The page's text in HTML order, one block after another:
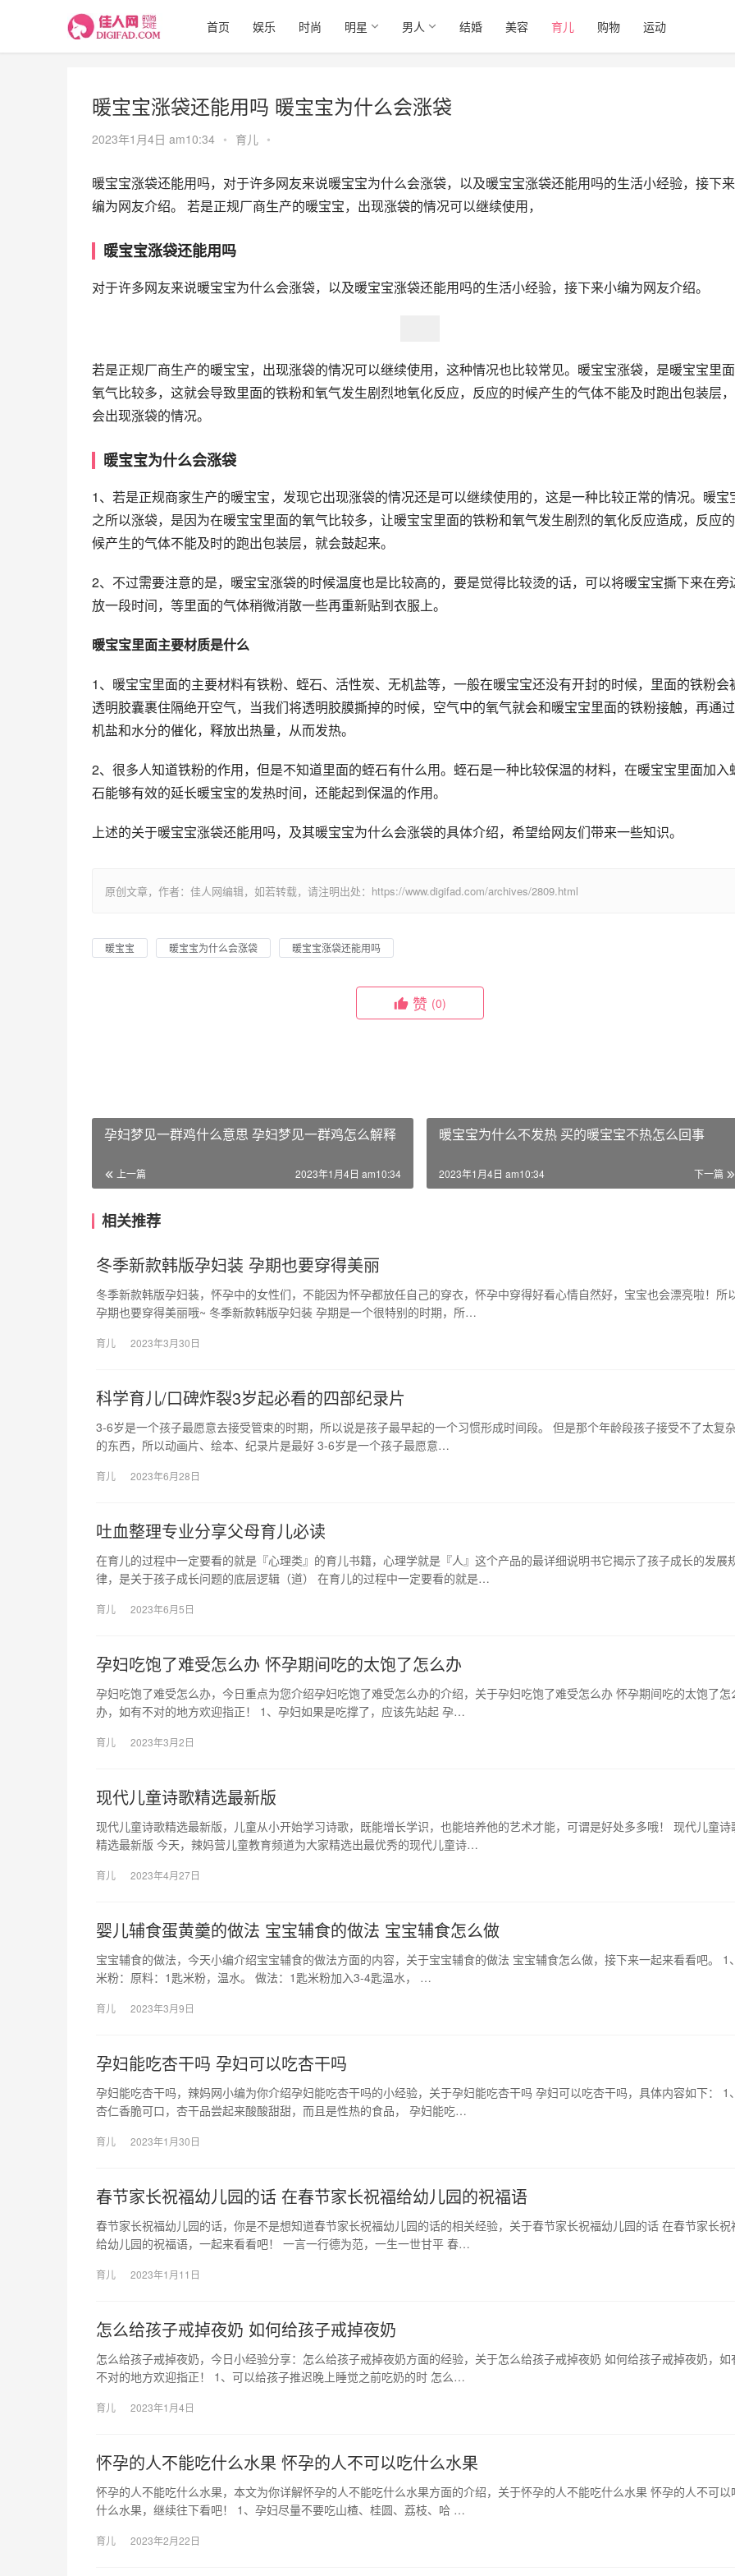
首页 娱乐 时尚 明星 男人 结婚 美容 育儿 购物 运动
暖宝宝涨袋还能用吗 暖宝宝为什么会涨袋
2023年1月4日 am10:34 • 育儿 •
暖宝宝涨袋还能用吗，对于许多网友来说暖宝宝为什么会涨袋，以及暖宝宝涨袋还能用吗的生活小经验，接下
编为网友介绍。 若是正规厂商生产的暖宝宝，出现涨袋的情况可以继续使用，
暖宝宝涨袋还能用吗
对于许多网友来说暖宝宝为什么会涨袋，以及暖宝宝涨袋还能用吗的生活小经验，接下来小编为网友介绍。
若是正规厂商生产的暖宝宝，出现涨袋的情况可以继续使用，这种情况也比较常见。暖宝宝涨袋，是暖宝宝里
氧气比较多，这就会导致里面的铁粉和氧气发生剧烈地氧化反应，反应的时候产生的气体不能及时跑出包装层
会出现涨袋的情况。
暖宝宝为什么会涨袋
1、若是正规商家生产的暖宝宝，发现它出现涨袋的情况还是可以继续使用的，这是一种比较正常的情况。暖宝
之所以涨袋，是因为在暖宝宝里面的氧气比较多，让暖宝宝里面的铁粉和氧气发生剧烈的氧化反应造成，反应
候产生的气体不能及时的跑出包装层，就会鼓起来。
2、不过需要注意的是，暖宝宝涨袋的时候温度也是比较高的，要是觉得比较烫的话，可以将暖宝宝撕下来在旁
放一段时间，等里面的气体稍微消散一些再重新贴到衣服上。
暖宝宝里面主要材质是什么
1、暖宝宝里面的主要材料有铁粉、蛭石、活性炭、无机盐等，一般在暖宝宝还没有开封的时候，里面的铁粉会
透明胶囊裹住隔绝开空气，当我们将透明胶膜撕掉的时候，空气中的氧气就会和暖宝宝里面的铁粉接触，再通
机盐和水分的催化，释放出热量，从而发热。
2、很多人知道铁粉的作用，但是不知道里面的蛭石有什么用。蛭石是一种比较保温的材料，在暖宝宝里面加入
石能够有效的延长暖宝宝的发热时间，还能起到保温的作用。
上述的关于暖宝宝涨袋还能用吗，及其暖宝宝为什么会涨袋的具体介绍，希望给网友们带来一些知识。
原创文章，作者：佳人网编辑，如若转载，请注明出处：https://www.digifad.com/archives/2809.html
暖宝宝 暖宝宝为什么会涨袋 暖宝宝涨袋还能用吗
赞 (0)
孕妇梦见一群鸡什么意思 孕妇梦见一群鸡怎么解释
上一篇 2023年1月4日 am10:34
暖宝宝为什么不发热 买的暖宝宝不热怎么回事
下一篇
2023年1月4日 am10:34
相关推荐
冬季新款韩版孕妇装 孕期也要穿得美丽
冬季新款韩版孕妇装，怀孕中的女性们，不能因为怀孕都放任自己的穿衣，怀孕中穿得好看心情自然好，宝宝也会漂亮啦！所
孕期也要穿得美丽哦~ 冬季新款韩版孕妇装 孕期是一个很特别的时期，所…
育儿 2023年3月30日
科学育儿/口碑炸裂3岁起必看的四部纪录片
3-6岁是一个孩子最愿意去接受管束的时期，所以说是孩子最早起的一个习惯形成时间段。 但是那个年龄段孩子接受不了太复
的东西，所以动画片、绘本、纪录片是最好 3-6岁是一个孩子最愿意…
育儿 2023年6月28日
吐血整理专业分享父母育儿必读
在育儿的过程中一定要看的就是『心理类』的育儿书籍，心理学就是『人』这个产品的最详细说明书它揭示了孩子成长的发展
律，是关于孩子成长问题的底层逻辑（道） 在育儿的过程中一定要看的就是…
育儿 2023年6月5日
孕妇吃饱了难受怎么办 怀孕期间吃的太饱了怎么办
孕妇吃饱了难受怎么办，今日重点为您介绍孕妇吃饱了难受怎么办的介绍，关于孕妇吃饱了难受怎么办 怀孕期间吃的太饱了怎
办，如有不对的地方欢迎指正！ 1、孕妇如果是吃撑了，应该先站起 孕…
育儿 2023年3月2日
现代儿童诗歌精选最新版
现代儿童诗歌精选最新版，儿童从小开始学习诗歌，既能增长学识，也能培养他的艺术才能，可谓是好处多多哦！ 现代儿童诗
精选最新版 今天，辣妈营儿童教育频道为大家精选出最优秀的现代儿童诗…
育儿 2023年4月27日
婴儿辅食蛋黄羹的做法 宝宝辅食的做法 宝宝辅食怎么做
宝宝辅食的做法，今天小编介绍宝宝辅食的做法方面的内容，关于宝宝辅食的做法 宝宝辅食怎么做，接下来一起来看看吧。 1
米粉：原料：1匙米粉，温水。 做法：1匙米粉加入3-4匙温水， …
育儿 2023年3月9日
孕妇能吃杏干吗 孕妇可以吃杏干吗
孕妇能吃杏干吗，辣妈网小编为你介绍孕妇能吃杏干吗的小经验，关于孕妇能吃杏干吗 孕妇可以吃杏干吗，具体内容如下： 1
杏仁香脆可口，杏干品尝起来酸酸甜甜，而且是性热的食品， 孕妇能吃…
育儿 2023年1月30日
春节家长祝福幼儿园的话 在春节家长祝福给幼儿园的祝福语
春节家长祝福幼儿园的话，你是不是想知道春节家长祝福幼儿园的话的相关经验，关于春节家长祝福幼儿园的话 在春节家长祝
给幼儿园的祝福语，一起来看看吧！ 一言一行德为范，一生一世甘平 春…
育儿 2023年1月11日
怎么给孩子戒掉夜奶 如何给孩子戒掉夜奶
怎么给孩子戒掉夜奶，今日小经验分享：怎么给孩子戒掉夜奶方面的经验，关于怎么给孩子戒掉夜奶 如何给孩子戒掉夜奶，如
不对的地方欢迎指正！ 1、可以给孩子推迟晚上睡觉之前吃奶的时 怎么…
育儿 2023年1月4日
怀孕的人不能吃什么水果 怀孕的人不可以吃什么水果
怀孕的人不能吃什么水果，本文为你详解怀孕的人不能吃什么水果方面的介绍，关于怀孕的人不能吃什么水果 怀孕的人不可以
什么水果，继续往下看吧！ 1、孕妇尽量不要吃山楂、桂圆、荔枝、哈 …
育儿 2023年2月22日